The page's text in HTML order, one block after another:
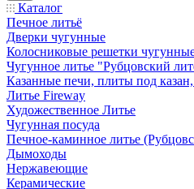
Каталог
Печное литьё
Дверки чугунные
Колосниковые решетки
Чугунное литье "Рубцовский
Казанные печи, плиты под
Литье Fireway
Художественное Литье
Чугунная посуда
Печное-каминное литье
Дымоходы
Нержавеющие
Керамические